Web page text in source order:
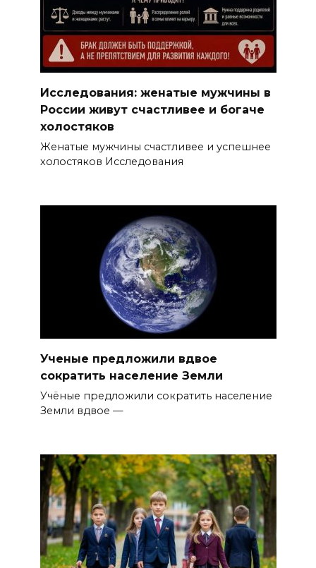
Исследования: женатые мужчины в
России живут счастливее и богаче
холостяков
Женатые мужчины счастливее и успешнее
холостяков Исследования
Ученые предложили вдвое
сократить население Земли
Учёные предложили сократить население
Земли вдвое —